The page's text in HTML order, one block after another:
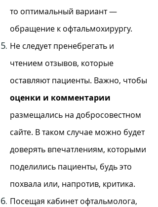
то оптимальный вариант —
обращение к офтальмохирургу.
Не следует пренебрегать и
чтением отзывов, которые
оставляют пациенты. Важно, чтобы
оценки и комментарии
размещались на добросовестном
сайте. В таком случае можно будет
доверять впечатлениям, которыми
поделились пациенты, будь это
похвала или, напротив, критика.
Посещая кабинет офтальмолога,